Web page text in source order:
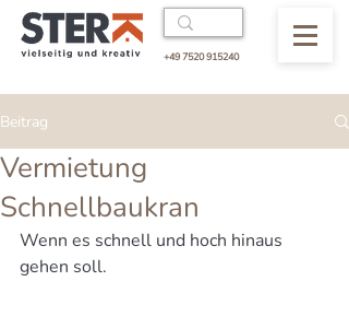
+49 7520 915240
Beitrag
Vermietung
Schnellbaukran
Wenn es schnell und hoch hinaus
gehen soll.